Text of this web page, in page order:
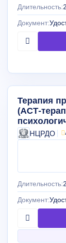
Длительность:
Документ:
Терапия
(АСТ-
НЦРДО
Длительность:
Документ: